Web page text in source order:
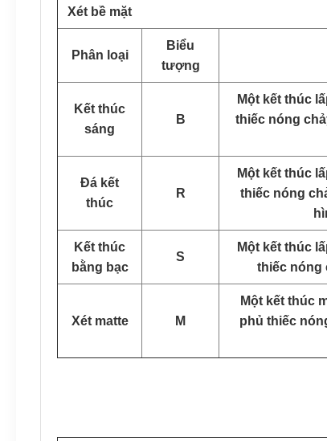
Xét bề mặt
Phân loại
Biểu
tượng
Kết thúc
sáng
B
Một kết thúc
thiếc nóng
Đá kết
thúc
R
Một kết thúc
thiếc nóng
Kết thúc
bằng bạc
S
Một kết thúc
thiếc nóng
Xét matte M
Một kết thúc
phủ thiếc